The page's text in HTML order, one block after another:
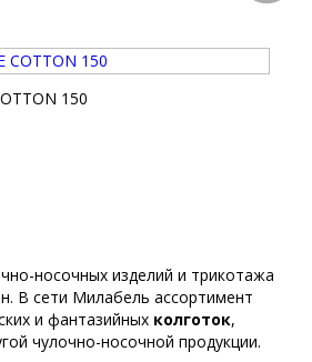
150
250
носочных изделий и трикотажа
В сети Милабель ассортимент
и фантазийных колготок,
чулочно-носочной продукции.